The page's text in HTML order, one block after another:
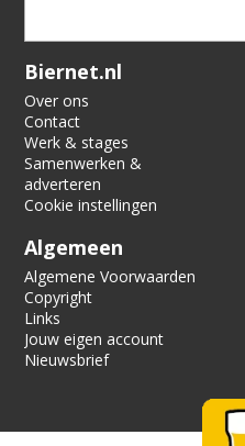
Verification code:
Biernet.nl
Over ons
Contact
Werk & stages
Samenwerken &
adverteren
Cookie instellingen
Algemeen
Algemene Voorwaarden
Copyright
Links
Jouw eigen account
Nieuwsbrief